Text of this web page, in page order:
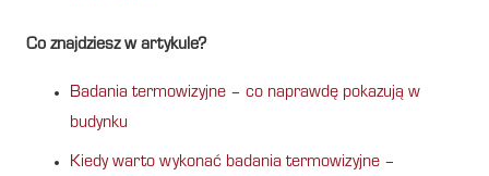
Co znajdziesz w artykule?
Badania termowizyjne – co naprawdę pokazują w
budynku
Kiedy warto wykonać badania termowizyjne –